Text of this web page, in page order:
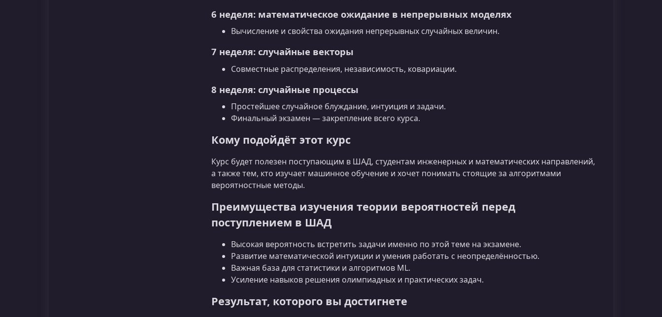
6 неделя: математическое ожидание в непрерывных моделях
Вычисление и свойства ожидания непрерывных случайных величин.
7 неделя: случайные векторы
Совместные распределения, независимость, ковариации.
8 неделя: случайные процессы
Простейшее случайное блуждание, интуиция и задачи.
Финальный экзамен — закрепление всего курса.
Кому подойдёт этот курс
Курс будет полезен поступающим в ШАД, студентам инженерных и математических направлений,
а также тем, кто изучает машинное обучение и хочет понимать стоящие за алгоритмами
вероятностные методы.
Преимущества изучения теории вероятностей перед
поступлением в ШАД
Высокая вероятность встретить задачи именно по этой теме на экзамене.
Развитие математической интуиции и умения работать с неопределённостью.
Важная база для статистики и алгоритмов ML.
Усиление навыков решения олимпиадных и практических задач.
Результат, которого вы достигнете